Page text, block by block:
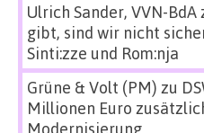
Ulrich Sander, VVN-BdA
gibt, sind wir nicht
Sinti:zze und Rom:nja
Grüne & Volt (PM) zu
Millionen Euro
Modernisierung